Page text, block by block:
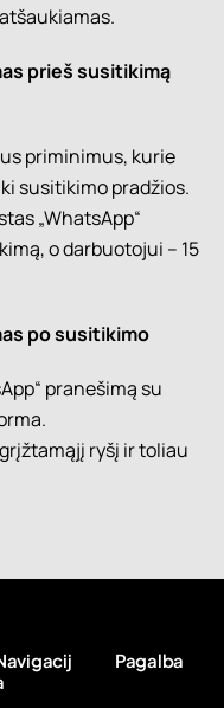
prieš susitikimą
priminimus, kurie
susitikimo pradžios.
„WhatsApp“
o darbuotojui – 15
po susitikimo
pranešimą su
ryšį ir toliau
Pagalba